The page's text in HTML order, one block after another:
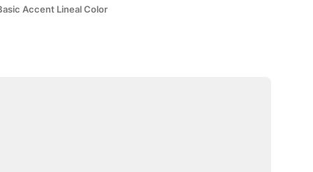
Accent Lineal Color